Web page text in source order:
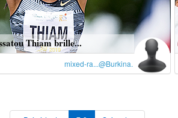
Thiam brille...
mixed-ra...@Burkina.